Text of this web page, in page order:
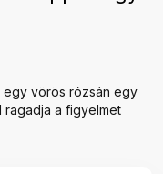
egy vörös rózsán egy
ragadja a figyelmet